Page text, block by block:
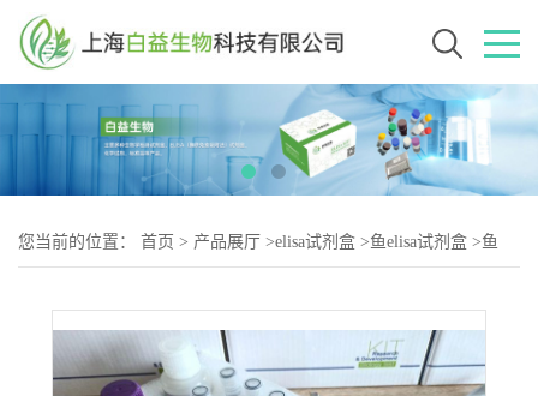
您当前的位置： 首页 > 产品展厅 >elisa试剂盒 >鱼elisa试剂盒 >鱼